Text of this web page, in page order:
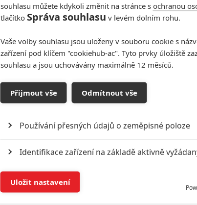
souhlasu můžete kdykoli změnit na stránce s ochranou
tlačítko Správa souhlasu v levém dolním rohu.
Vaše volby souhlasu jsou uloženy v souboru cookie s
zařízení pod klíčem "cookiehub-ac". Tyto prvky úložiště
souhlasu a jsou uchovávány maximálně 12 měsíců.
Přijmout vše Odmítnout vše
Používání přesných údajů o zeměpisné poloze
Identifikace zařízení na základě aktivně
Ukládání a/nebo přístup k informacím v zařízení
Uložit nastavení